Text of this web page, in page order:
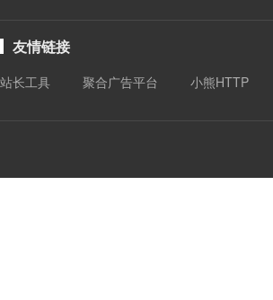
友情链接
站长工具 聚合广告平台 小熊HTTP